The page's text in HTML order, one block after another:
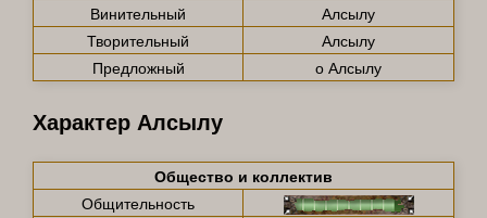
Винительный
Алсылу
Творительный
Алсылу
Предложный
о Алсылу
Характер Алсылу
Общество и коллектив
Общительность